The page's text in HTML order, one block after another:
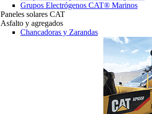
Grupos Electrógenos CAT® Marinos
Paneles solares CAT
Asfalto y agregados
Chancadoras y Zarandas